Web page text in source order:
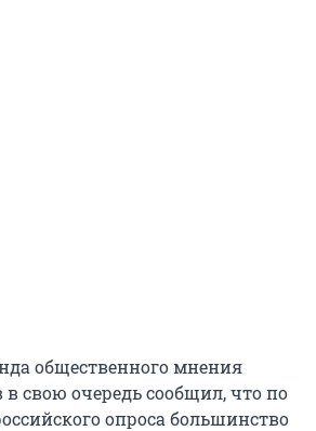
общественного мнения
свою очередь сообщил, что по
опроса большинство